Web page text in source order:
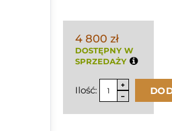
4 800 zł
DOSTĘPNY W
SPRZEDAŻY
Ilość: